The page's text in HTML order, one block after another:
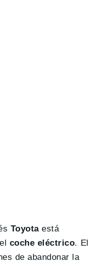
Toyotaestá
coche eléctrico. El
de abandonar la